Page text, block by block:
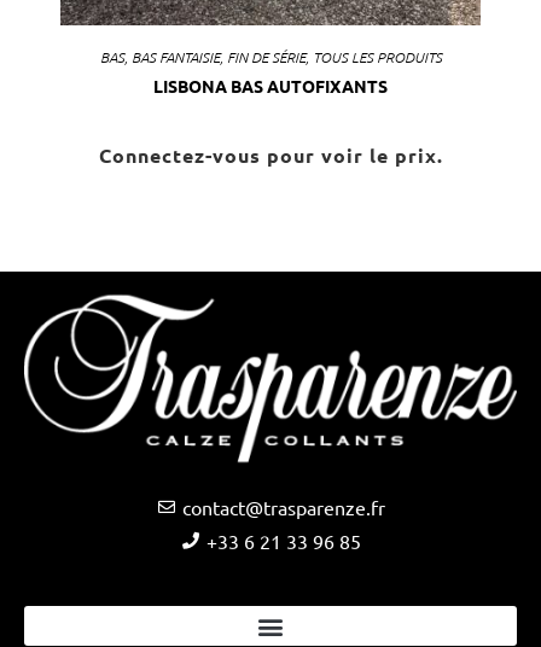
BAS, BAS FANTAISIE, FIN DE SÉRIE, TOUS LES PRODUITS
LISBONA BAS AUTOFIXANTS
Connectez-vous pour voir le prix.
contact@trasparenze.fr
+33 6 21 33 96 85